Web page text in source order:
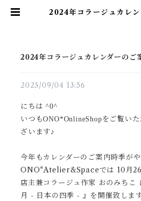
2024年コラージュカレン
2024年コラージュカレンダーのご
2023/09/04 13:56
にちは ^0^
いつもONO*OnlineShopをご覧い
ざいます♪
今年もカレンダーのご案内時季が
ONO*Atelier&Spaceでは 10月
店主兼コラージュ作家 おのみちこ
月 - 日本の四季 - 』を開催致します